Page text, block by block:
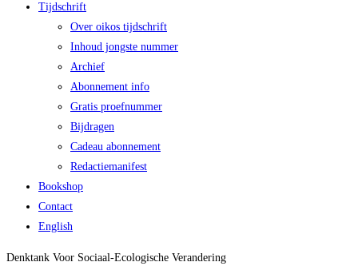
Tijdschrift
Over oikos tijdschrift
Inhoud jongste nummer
Archief
Abonnement info
Gratis proefnummer
Bijdragen
Cadeau abonnement
Redactiemanifest
Bookshop
Contact
English
Denktank Voor Sociaal-Ecologische Verandering